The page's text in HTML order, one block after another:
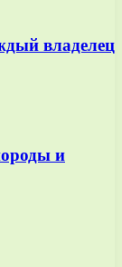
владелец
и